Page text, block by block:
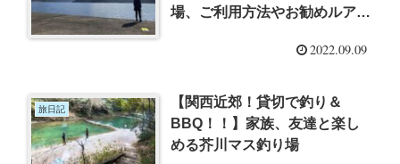
場、ご利用方法やお勧めルアー
2022.09.09
旅日記
【関西近郊！貸切で釣り＆
BBQ！！】家族、友達と楽し
める芥川マス釣り場